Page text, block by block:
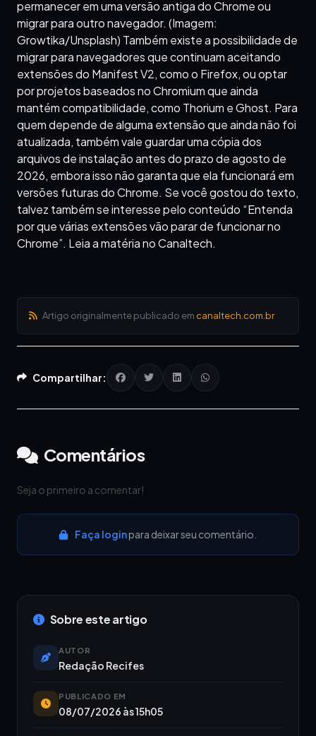
permanecer em uma versão antiga do Chrome ou
migrar para outro navegador. (Imagem:
Growtika/Unsplash) Também existe a possibilidade de
migrar para navegadores que continuam aceitando
extensões do Manifest V2, como o Firefox, ou optar
por projetos baseados no Chromium que ainda
mantém compatibilidade, como Thorium e Ghost. Para
quem depende de alguma extensão que ainda não foi
atualizada, também vale guardar uma cópia dos
arquivos de instalação antes do prazo de agosto de
2026, embora isso não garanta que ela funcionará em
versões futuras do Chrome. Se você gostou do texto,
talvez também se interesse pelo conteúdo “Entenda
por que várias extensões vão parar de funcionar no
Chrome”. Leia a matéria no Canaltech.
Artigo originalmente publicado em canaltech.com.br
Compartilhar:
Comentários
Seja o primeiro a comentar!
Faça loginpara deixar seu comentário.
Sobre este artigo
AUTOR
Redação Recifes
PUBLICADO EM
08/07/2026 às 15h05